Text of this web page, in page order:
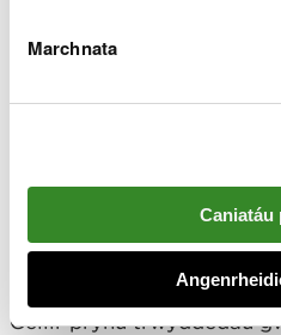
Marchnata
Caniatáu
cymryd eich offer
pysgota ac yn
Gall unrhyw un sy’n gweld
gweithgaredd pysgota
linell gymorth
065 3000 neu ar wefan
Cymru / Rhoi gwybod am
Gellir prynu trwyddedau